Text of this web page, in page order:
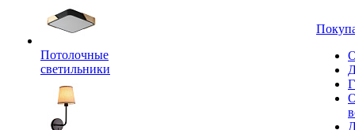
Потолочные
светильники